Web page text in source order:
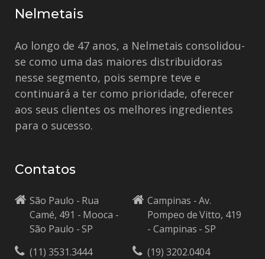
Nelmetais
Ao longo de 47 anos, a Nelmetais consolidou-
se como uma das maiores distribuidoras
nesse segmento, pois sempre teve e
continuará a ter como prioridade, oferecer
aos seus clientes os melhores ingredientes
para o sucesso.
Contatos
São Paulo - Rua
Camé, 491 - Mooca -
São Paulo - SP
(11) 3531.3444
Campinas - Av.
Pompeo de Vitto, 419
- Campinas - SP
(19) 3202.0404